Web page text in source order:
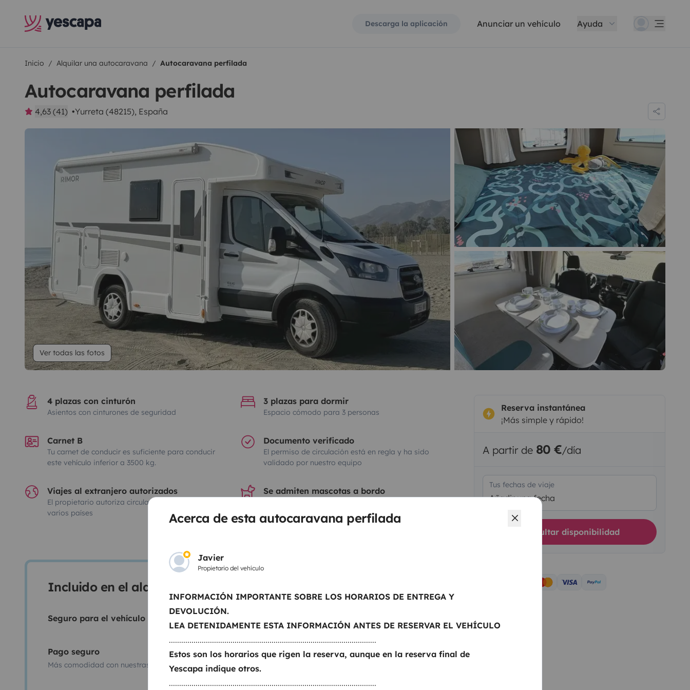
Acerca de esta autocaravana perfilada
Javier
Propietario del vehículo
INFORMACIÓN IMPORTANTE SOBRE LOS HORARIOS DE ENTREGA Y
DEVOLUCIÓN.
LEA DETENIDAMENTE ESTA INFORMACIÓN ANTES DE RESERVAR EL VEHÍCULO
.....................................................................................................
Estos son los horarios que rigen la reserva, aunque en la reserva final de
Yescapa indique otros.
.....................................................................................................
Descarga la aplicación Anunciar un vehículo Ayuda
Inicio Alquilar una autocaravana Autocaravana perfilada
Autocaravana perfilada
4,63 (41) Yurreta (48215), España
Ver todas las fotos
4 plazas con cinturón
Asientos con cinturones de seguridad
3 plazas para dormir
Espacio cómodo para 3 personas
Carnet B
Tu carnet de conducir es suficiente para conducir
este vehículo inferior a 3500 kg.
Documento verificado
El permiso de circulación está en regla y ha sido
validado por nuestro equipo
Viajes al extranjero autorizados
El propietario autoriza circular con su vehículo en
varios países
Se admiten mascotas a bordo
Incluido en el alquiler
Seguro para el vehículo y sus ocupantes
Disponible 24h los 7 días de la semana
Pago seguro
Más comodidad con nuestras facilidades de pago
Garantía de salida
Nuestro equipo te propone alternativas en caso de
Reserva instantánea
¡Más simple y rápido!
A partir de 80 €/día
Tus fechas de viaje
Añadir una fecha
Consultar disponibilidad